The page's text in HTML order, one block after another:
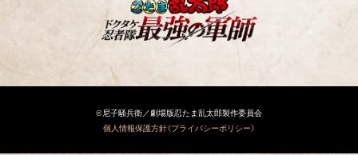
©尼子騒兵衛／劇場版忍たま乱太郎製作委員会
個人情報保護方針（プライバシーポリシー）